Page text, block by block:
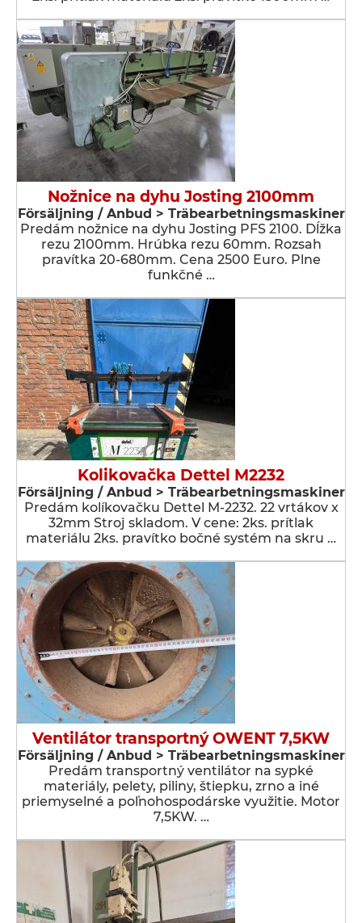
Nožnice na dyhu Josting 2100mm
Försäljning / Anbud > Träbearbetningsmaskiner
Predám nožnice na dyhu Josting PFS 2100. Dĺžka
rezu 2100mm. Hrúbka rezu 60mm. Rozsah
pravítka 20-680mm. Cena 2500 Euro. Plne
funkčné …
Kolikovačka Dettel M2232
Försäljning / Anbud > Träbearbetningsmaskiner
Predám kolíkovačku Dettel M-2232. 22 vrtákov x
32mm Stroj skladom. V cene: 2ks. prítlak
materiálu 2ks. pravítko bočné systém na skru …
Ventilátor transportný OWENT 7,5KW
Försäljning / Anbud > Träbearbetningsmaskiner
Predám transportný ventilátor na sypké
materiály, pelety, piliny, štiepku, zrno a iné
priemyselné a poľnohospodárske využitie. Motor
7,5KW. …